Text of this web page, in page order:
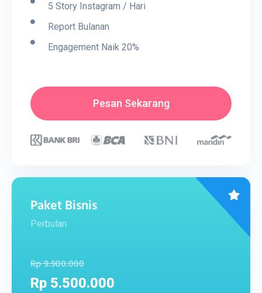
5 Story Instagram / Hari
Report Bulanan
Engagement Naik 20%
Pesan Sekarang
Paket Bisnis
Perbulan
Rp 9.900.000
Rp 5.500.000